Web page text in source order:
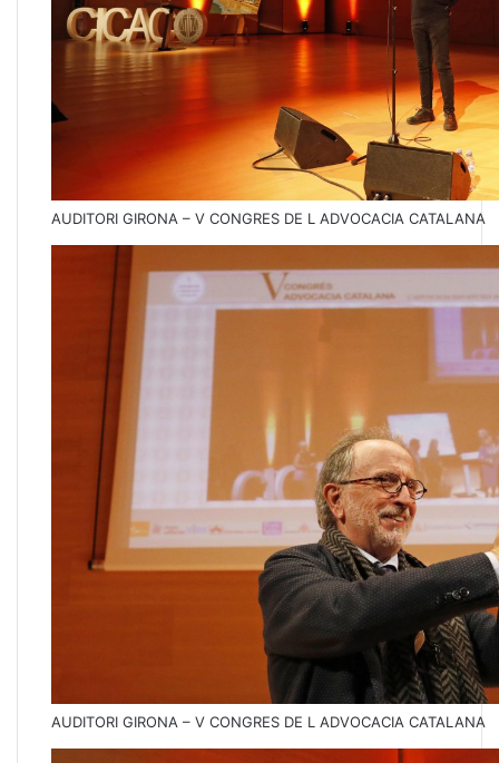
AUDITORI GIRONA – V CONGRES DE L ADVOCACIA CATALANA
AUDITORI GIRONA – V CONGRES DE L ADVOCACIA CATALANA